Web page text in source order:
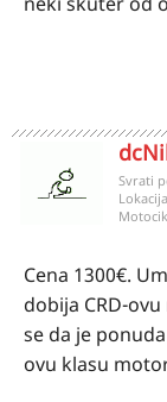
Svrati
Cena 1300€.
dobija CRD-
se da je
ovu klasu